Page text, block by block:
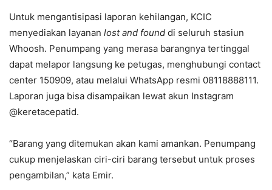
Untuk mengantisipasi laporan kehilangan, KCIC
menyediakan layanan lost and found di seluruh stasiun
Whoosh. Penumpang yang merasa barangnya tertinggal
dapat melapor langsung ke petugas, menghubungi contact
center 150909, atau melalui WhatsApp resmi 08118888111.
Laporan juga bisa disampaikan lewat akun Instagram
@keretacepatid.
“Barang yang ditemukan akan kami amankan. Penumpang
cukup menjelaskan ciri-ciri barang tersebut untuk proses
pengambilan,” kata Emir.